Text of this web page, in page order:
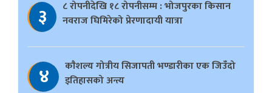
३
८ रोपनीदेखि १८ रोपनीसम्म : भोजपुरका किसान
नवराज घिमिरेको प्रेरणादायी यात्रा
४
काैशल्य गोत्रीय सिजापती भण्डारीका एक जिउँदो
इतिहासको अन्त्य